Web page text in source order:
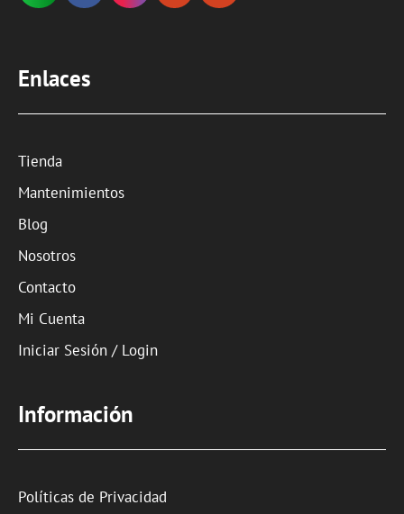
Enlaces
Tienda
Mantenimientos
Blog
Nosotros
Contacto
Mi Cuenta
Iniciar Sesión / Login
Información
Políticas de Privacidad